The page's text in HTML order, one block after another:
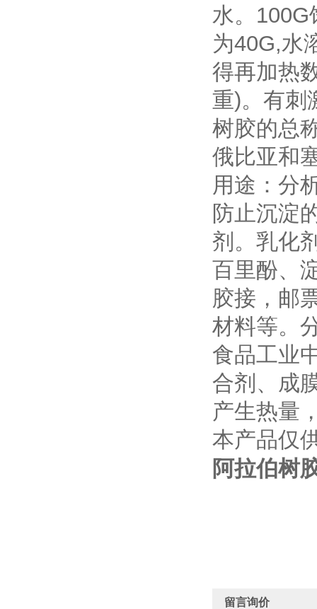
水。
为40G,水
得再加热
重)。有刺
树胶的总
俄比亚和
用途：分
防止沉淀
剂。乳化
百里酚、
胶接，邮
材料等。
食品工业
合剂、成
产生热量
本产品仅
阿拉伯树
留言询价